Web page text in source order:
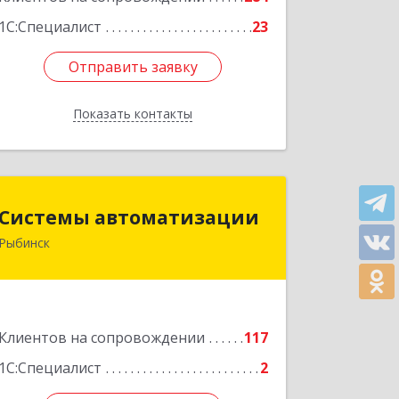
1С:Специалист
23
Отправить заявку
Показать контакты
Отправить заявку
Назад
Системы автоматизации
Рыбинск
Клиентов на сопровождении
117
1С:Специалист
2
152934, Ярославская обл, Рыбинский